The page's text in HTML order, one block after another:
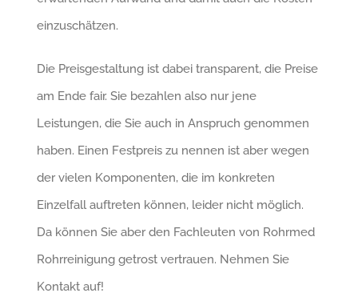
einzuschätzen.
Die Preisgestaltung ist dabei transparent, die Preise
am Ende fair. Sie bezahlen also nur jene
Leistungen, die Sie auch in Anspruch genommen
haben. Einen Festpreis zu nennen ist aber wegen
der vielen Komponenten, die im konkreten
Einzelfall auftreten können, leider nicht möglich.
Da können Sie aber den Fachleuten von Rohrmed
Rohrreinigung getrost vertrauen. Nehmen Sie
Kontakt auf!